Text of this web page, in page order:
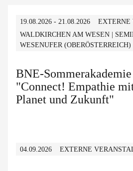
19.08.2026 - 21.08.2026
EXTERNE
WALDKIRCHEN AM WESEN |
WESENUFER (OBERÖSTERREICH)
BNE-
"Connect! Empathie
Planet und Zukunft"
04.09.2026 EXTERNE